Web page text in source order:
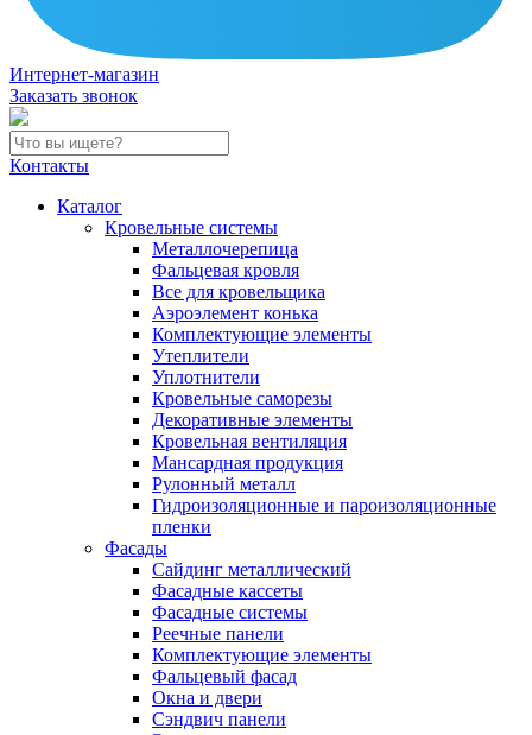
Интернет-магазин
Заказать звонок
Контакты
Каталог
Кровельные системы
Металлочерепица
Фальцевая кровля
Все для кровельщика
Аэроэлемент конька
Комплектующие элементы
Утеплители
Уплотнители
Кровельные саморезы
Декоративные элементы
Кровельная вентиляция
Мансардная продукция
Рулонный металл
Гидроизоляционные и пароизоляционные
пленки
Фасады
Сайдинг металлический
Фасадные кассеты
Фасадные системы
Реечные панели
Комплектующие элементы
Фальцевый фасад
Окна и двери
Сэндвич панели